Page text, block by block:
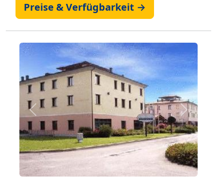
Preise & Verfügbarkeit →
Zurück Weiter